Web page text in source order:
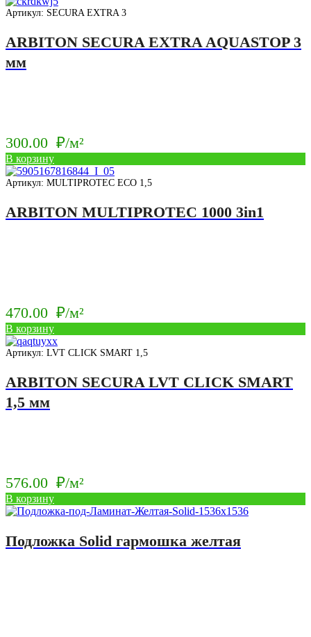
Артикул: SECURA EXTRA 3
ARBITON SECURA EXTRA AQUASTOP 3
мм
300.00 ₽/м²
В корзину
Артикул: MULTIPROTEC ECO 1,5
ARBITON MULTIPROTEC 1000 3in1
470.00 ₽/м²
В корзину
Артикул: LVT CLICK SMART 1,5
ARBITON SECURA LVT CLICK SMART
1,5 мм
576.00 ₽/м²
В корзину
Подложка Solid гармошка желтая